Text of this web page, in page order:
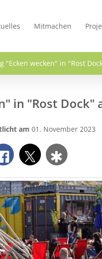
Mitmachen
"Ecken wecken" in "Rost
in "Rost Dock"
am 01. November 2023